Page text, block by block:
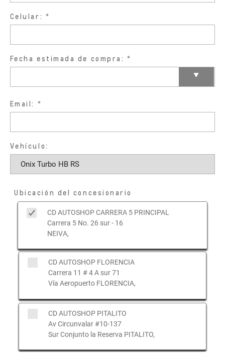
Celular:
Fecha estimada de compra:
Email:
Vehículo:
Ubicación del concesionario
CD AUTOSHOP CARRERA 5 PRINCIPAL
Carrera 5 No. 26 sur - 16
NEIVA,
CD AUTOSHOP FLORENCIA
Carrera 11 # 4 A sur 71
Vía Aeropuerto FLORENCIA,
CD AUTOSHOP PITALITO
Av Circunvalar #10-137
Sur Conjunto la Reserva PITALITO,